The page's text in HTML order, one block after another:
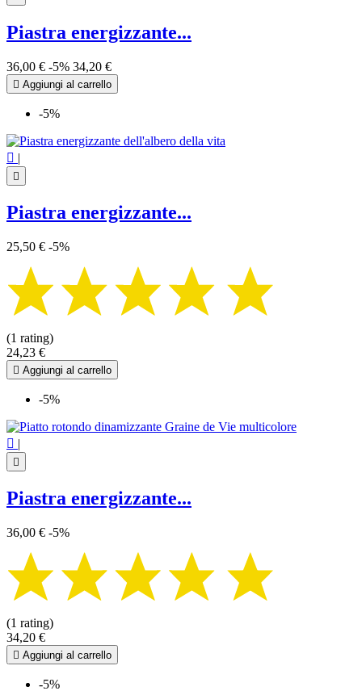
Piastra energizzante...
36,00 € -5% 34,20 €
 Aggiungi al carrello
-5%
 |

Piastra energizzante...
25,50 € -5%
(1 rating)
24,23 €
 Aggiungi al carrello
-5%
 |

Piastra energizzante...
36,00 € -5%
(1 rating)
34,20 €
 Aggiungi al carrello
-5%